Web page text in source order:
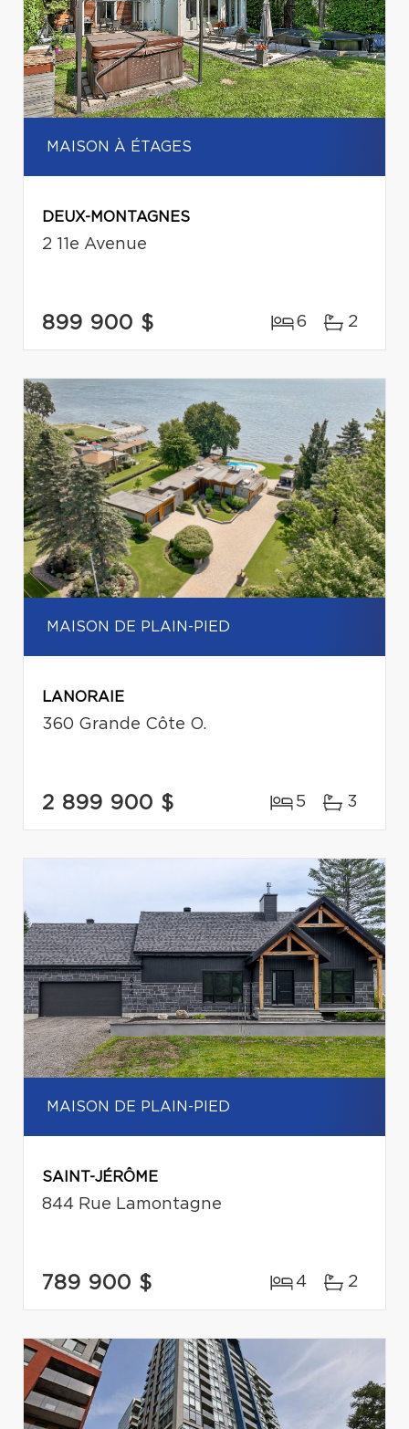
MAISON À ÉTAGES
DEUX-MONTAGNES
2 11e Avenue
899 900 $ 6 2
MAISON DE PLAIN-PIED
LANORAIE
360 Grande Côte O.
2 899 900 $ 5 3
MAISON DE PLAIN-PIED
SAINT-JÉRÔME
844 Rue Lamontagne
789 900 $ 4 2